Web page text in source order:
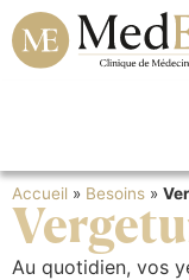
Accueil » Besoins »
Au quotidien, vos